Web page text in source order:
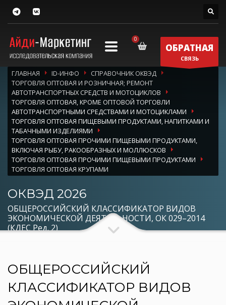
ОБРАТНАЯ
СВЯЗЬ
ГЛАВНАЯ ID-ИНФО
СПРАВОЧНИК ОКВЭД
ТОРГОВЛЯ ОПТОВАЯ И РОЗНИЧНАЯ; РЕМОНТ
АВТОТРАНСПОРТНЫХ СРЕДСТВ И МОТОЦИКЛОВ
ТОРГОВЛЯ ОПТОВАЯ, КРОМЕ ОПТОВОЙ ТОРГОВЛИ
АВТОТРАНСПОРТНЫМИ СРЕДСТВАМИ И МОТОЦИКЛАМИ
ТОРГОВЛЯ ОПТОВАЯ ПИЩЕВЫМИ ПРОДУКТАМИ, НАПИТКАМИ И
ТАБАЧНЫМИ ИЗДЕЛИЯМИ
ТОРГОВЛЯ ОПТОВАЯ ПРОЧИМИ ПИЩЕВЫМИ ПРОДУКТАМИ,
ВКЛЮЧАЯ РЫБУ, РАКООБРАЗНЫХ И МОЛЛЮСКОВ
ТОРГОВЛЯ ОПТОВАЯ ПРОЧИМИ ПИЩЕВЫМИ ПРОДУКТАМИ
ТОРГОВЛЯ ОПТОВАЯ КРУПАМИ
ОКВЭД 2026
ОБЩЕРОССИЙСКИЙ КЛАССИФИКАТОР ВИДОВ
ЭКОНОМИЧЕСКОЙ ДЕЯТЕЛЬНОСТИ, ОК 029–2014
(КДЕС Ред. 2)
ОБЩЕРОССИЙСКИЙ
КЛАССИФИКАТОР ВИДОВ